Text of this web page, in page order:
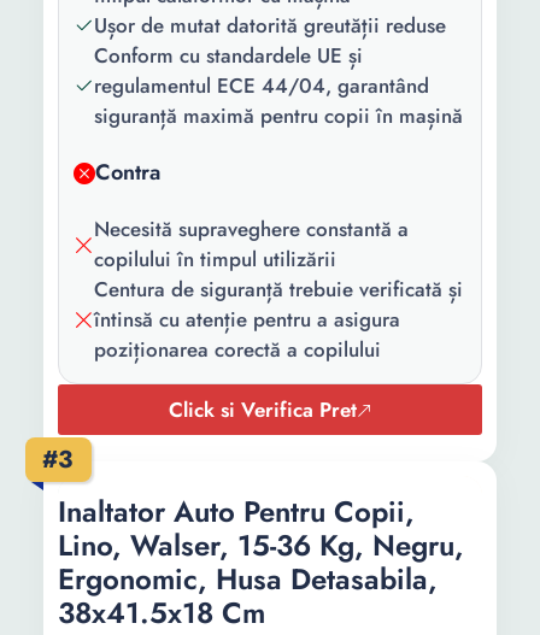
montare:
Omologare:
R44
Functii:
Husa detasabila
Culoare:
Greutate:
360 g
Inaltime:
16 cm
Latime:
42 cm
Adancime:
40 cm
Ușor de mutat datorită greutății reduse
Conform cu standardele UE și
regulamentul ECE 44/04, garantând
siguranță maximă pentru copii în mașină
Contra
Necesită supraveghere constantă a
copilului în timpul utilizării
Centura de siguranță trebuie verificată și
întinsă cu atenție pentru a asigura
poziționarea corectă a copilului
Click si Verifica Pret
#3
Inaltator Auto Pentru Copii,
Lino, Walser, 15-36 Kg, Negru,
Ergonomic, Husa Detasabila,
38x41.5x18 Cm